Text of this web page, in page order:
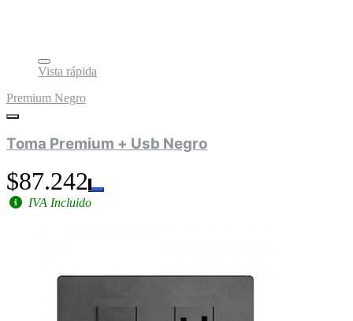
Vista rápida
Premium Negro
Toma Premium + Usb Negro
$87.242
IVA Incluido